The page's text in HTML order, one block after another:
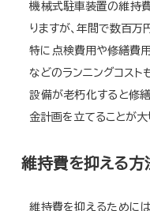
機械式駐車装置の維持
りますが、年間で数百万
特に点検費用や修繕費
などのランニングコスト
設備が老朽化すると修
金計画を立てることが大
維持費を抑える方
維持費を抑えるために